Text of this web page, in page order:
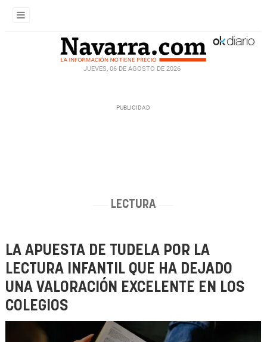
JUEVES, 06 DE AGOSTO DE 2026
LECTURA
LA APUESTA DE TUDELA POR LA
LECTURA INFANTIL QUE HA DEJADO
UNA VALORACIÓN EXCELENTE EN LOS
COLEGIOS